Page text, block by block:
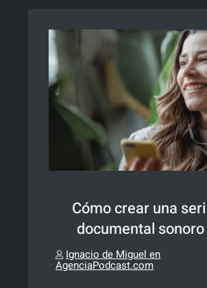
Cómo crear una
documental
Ignacio de Miguel en
AgenciaPodcast.com